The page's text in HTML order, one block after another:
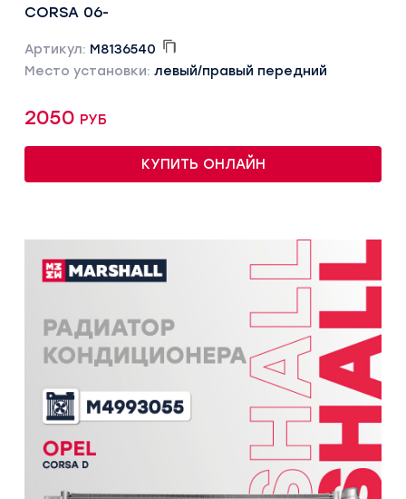
CORSA 06-
Артикул: M8136540
Место установки: левый/правый передний
2050 руб
КУПИТЬ ОНЛАЙН